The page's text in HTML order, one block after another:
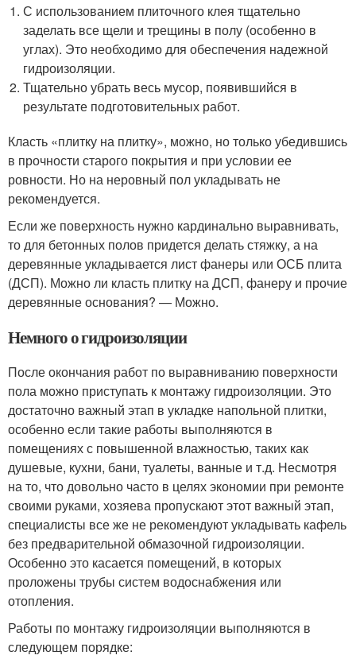
С использованием плиточного клея тщательно
заделать все щели и трещины в полу (особенно в
углах). Это необходимо для обеспечения надежной
гидроизоляции.
Тщательно убрать весь мусор, появившийся в
результате подготовительных работ.
Класть «плитку на плитку», можно, но только убедившись
в прочности старого покрытия и при условии ее
ровности. Но на неровный пол укладывать не
рекомендуется.
Если же поверхность нужно кардинально выравнивать,
то для бетонных полов придется делать стяжку, а на
деревянные укладывается лист фанеры или ОСБ плита
(ДСП). Можно ли класть плитку на ДСП, фанеру и прочие
деревянные основания? — Можно.
Немного о гидроизоляции
После окончания работ по выравниванию поверхности
пола можно приступать к монтажу гидроизоляции. Это
достаточно важный этап в укладке напольной плитки,
особенно если такие работы выполняются в
помещениях с повышенной влажностью, таких как
душевые, кухни, бани, туалеты, ванные и т.д. Несмотря
на то, что довольно часто в целях экономии при ремонте
своими руками, хозяева пропускают этот важный этап,
специалисты все же не рекомендуют укладывать кафель
без предварительной обмазочной гидроизоляции.
Особенно это касается помещений, в которых
проложены трубы систем водоснабжения или
отопления.
Работы по монтажу гидроизоляции выполняются в
следующем порядке: